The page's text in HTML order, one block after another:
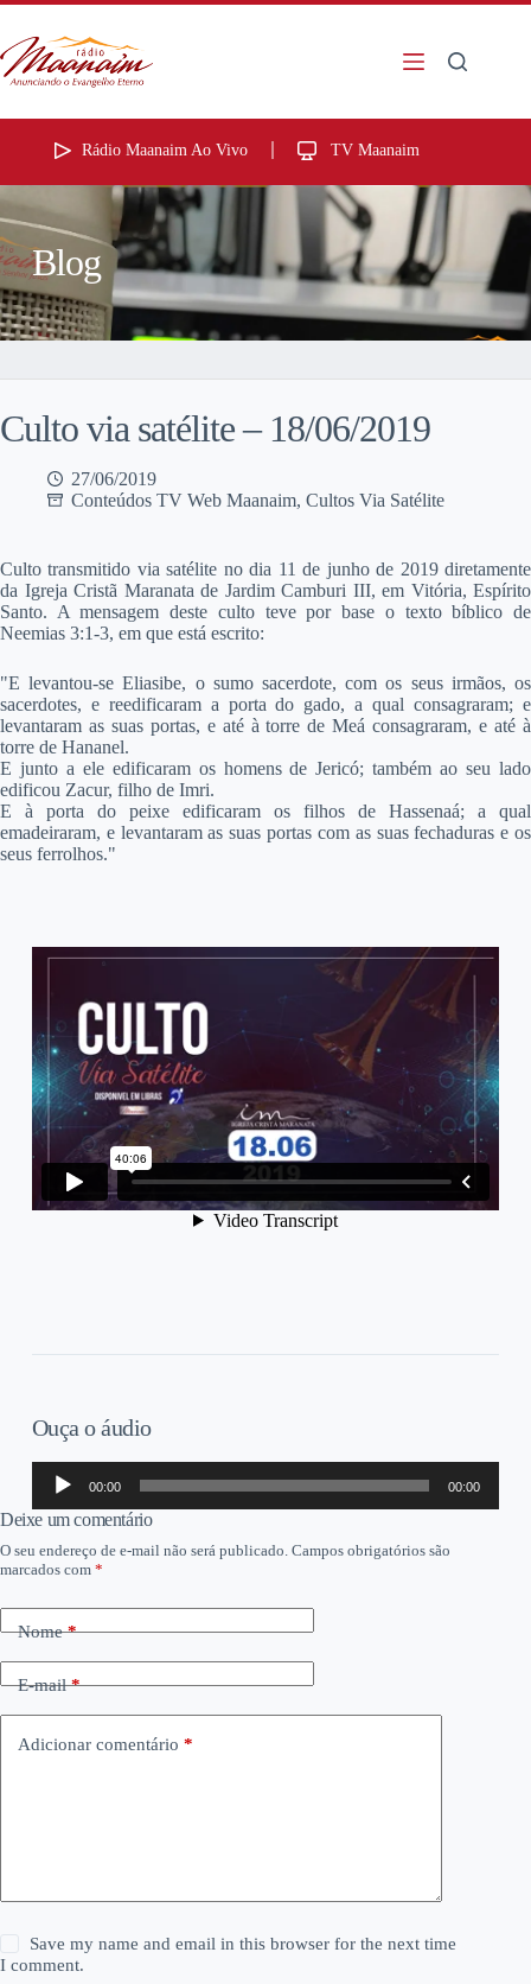
Rádio Maanaim Ao Vivo TV Maanaim
Blog
Culto via satélite – 18/06/2019
27/06/2019
Conteúdos TV Web Maanaim, Cultos Via Satélite
Culto transmitido via satélite no dia 11 de junho de 2019 diretamente
da Igreja Cristã Maranata de Jardim Camburi III, em Vitória, Espírito
Santo. A mensagem deste culto teve por base o texto bíblico de
Neemias 3:1-3, em que está escrito:
"E levantou-se Eliasibe, o sumo sacerdote, com os seus irmãos, os
sacerdotes, e reedificaram a porta do gado, a qual consagraram; e
levantaram as suas portas, e até à torre de Meá consagraram, e até à
torre de Hananel.
E junto a ele edificaram os homens de Jericó; também ao seu lado
edificou Zacur, filho de Imri.
E à porta do peixe edificaram os filhos de Hassenaá; a qual
emadeiraram, e levantaram as suas portas com as suas fechaduras e os
seus ferrolhos."
Ouça o áudio
Tocador
áudio
00:00 00:00
Deixe um comentário
O seu endereço de e-mail não será publicado. Campos obrigatórios são
marcados com *
Nome*
E-mail*
Adicionar comentário *
Save my name and email in this browser for the next time
I comment.